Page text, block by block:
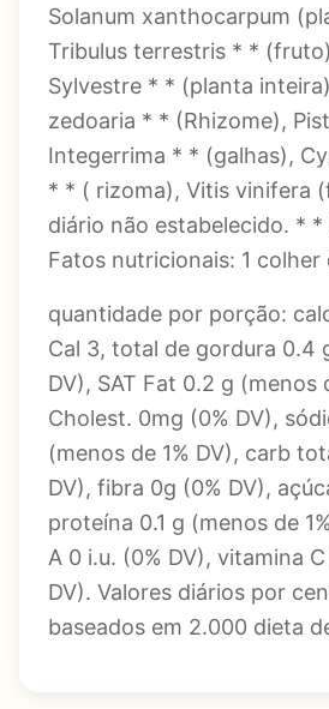
Solanum xanthocarpum
Tribulus terrestris * *
Sylvestre * * (planta
zedoaria * * (Rhizome),
Integerrima * * (galhas),
* * ( rizoma), Vitis vinifera
diário não estabelecido. *
Fatos nutricionais: 1 colher
quantidade por porção:
Cal 3, total de gordura 0.4
DV), SAT Fat 0.2 g (menos
Cholest. 0mg (0% DV),
(menos de 1% DV), carb
DV), fibra 0g (0% DV),
proteína 0.1 g (menos de
A 0 i.u. (0% DV), vitamina
DV). Valores diários por
baseados em 2.000 dieta